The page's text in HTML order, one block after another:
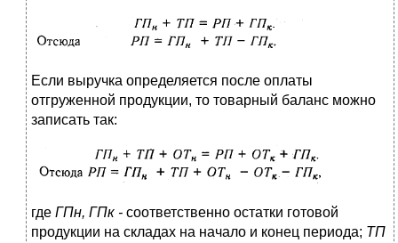
Если выручка определяется после оплаты
отгруженной продукции, то товарный баланс можно
записать так:
где ГПн, ГПк - соответственно остатки готовой
продукции на складах на начало и конец периода; ТП